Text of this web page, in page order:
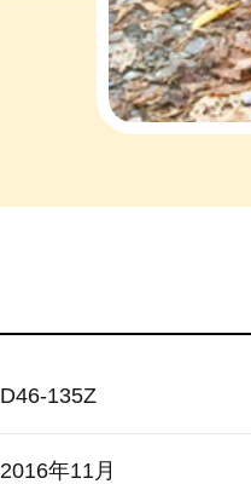
D46-135Z
2016年11月